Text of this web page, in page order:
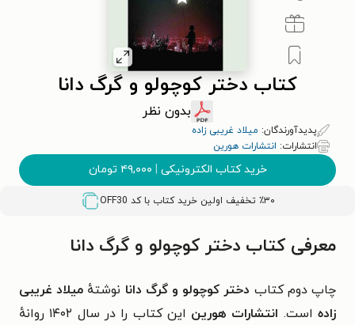
کتاب دختر کوچولو و گرگ دانا
بدون نظر
پدیدآورندگان: میلاد غریبی زاده
انتشارات: انتشارات هورین
خرید کتاب الکترونیکی | ۴۹,۰۰۰ تومان
٪۳۰ تخفیف اولین خرید کتاب با کد OFF30
معرفی کتاب دختر کوچولو و گرگ دانا
چاپ دوم کتاب دختر کوچولو و گرگ دانا نوشتهٔ میلاد غریبی
زادهاست. انتشارات هورین
این کتاب را در سال ۱۴۰۲ روانهٔ